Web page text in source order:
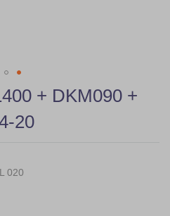
+ DKM090 +
20
020